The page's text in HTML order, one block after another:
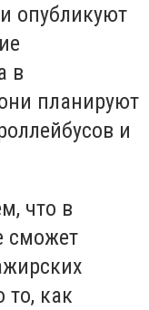
опубликуют
в
планируют
и
что в
сможет
то, как